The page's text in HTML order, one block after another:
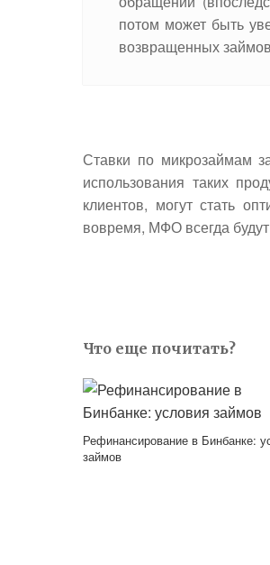
потом может быть
возвращенных
Ставки по микрозаймам
использования таких
клиентов, могут стать
вовремя, МФО всегда
Что еще почитать?
Рефинансирование в Бинбанке:
займов